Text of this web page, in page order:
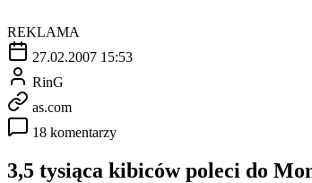
REKLAMA
27.02.2007 15:53
RinG
as.com
18 komentarzy
3,5 tysiąca kibiców poleci do